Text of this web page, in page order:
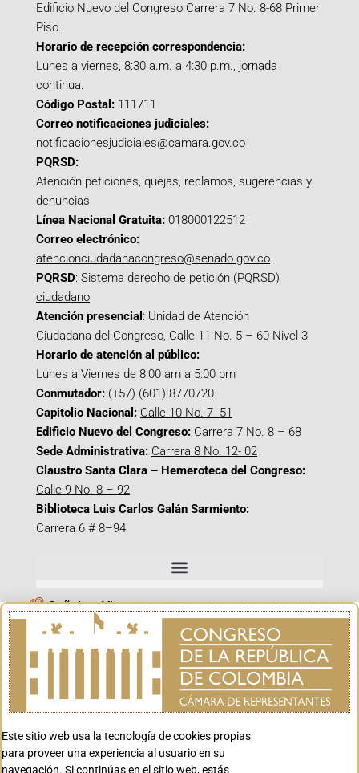
Edificio Nuevo del Congreso Carrera 7 No. 8-68 Primer
Piso.
Horario de recepción correspondencia:
Lunes a viernes, 8:30 a.m. a 4:30 p.m., jornada
continua.
Código Postal: 111711
Correo notificaciones judiciales:
notificacionesjudiciales@camara.gov.co
PQRSD:
Atención peticiones, quejas, reclamos, sugerencias y
denuncias
Línea Nacional Gratuita: 018000122512
Correo electrónico:
atencionciudadanacongreso@senado.gov.co
PQRSD: Sistema derecho de petición (PQRSD)
ciudadano
Atención presencial : Unidad de Atención
Ciudadana del Congreso, Calle 11 No. 5 – 60 Nivel 3
Horario de atención al público:
Lunes a Viernes de 8:00 am a 5:00 pm
Conmutador: (+57) (601) 8770720
Capitolio Nacional: Calle 10 No. 7- 51
Edificio Nuevo del Congreso: Carrera 7 No. 8 – 68
Sede Administrativa: Carrera 8 No. 12- 02
Claustro Santa Clara – Hemeroteca del Congreso:
Calle 9 No. 8 – 92
Biblioteca Luis Carlos Galán Sarmiento:
Carrera 6 # 8–94
Señal en Vivo
Facebook_@CamaraColombia
Instagram_@CamaraColombia
X_@CamaraColombia
Youtube_@CamaraColombia
Tiktok_@CamaraColombia
Youtube_@CanalCongreso
Este sitio web usa la tecnología de cookies propias
para proveer una experiencia al usuario en su
navegación. Si continúas en el sitio web, estás